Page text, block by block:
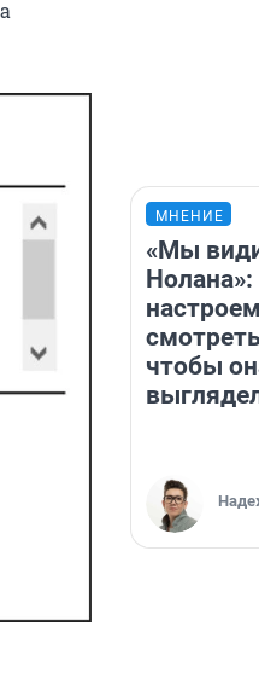
МНЕНИЕ
«Мы
чтобы